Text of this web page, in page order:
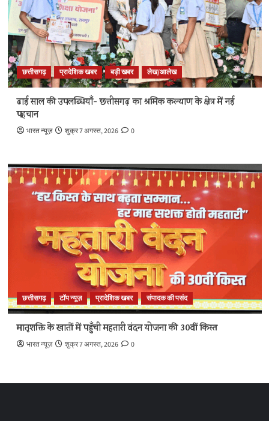
छत्तीसगढ़ प्रादेशिक खबर बड़ी खबर लेख/आलेख
ढाई साल की उपलब्धियाँ- छत्तीसगढ़ का श्रमिक कल्याण के क्षेत्र में नई
पहचान
भारत न्यूज़ शुक्र 7 अगस्त, 2026 0
छत्तीसगढ़ टॉप न्यूज़ प्रादेशिक खबर संपादक की पसंद
मातृशक्ति के खातों में पहुँची महतारी वंदन योजना की 30वीं किस्त
भारत न्यूज़ शुक्र 7 अगस्त, 2026 0